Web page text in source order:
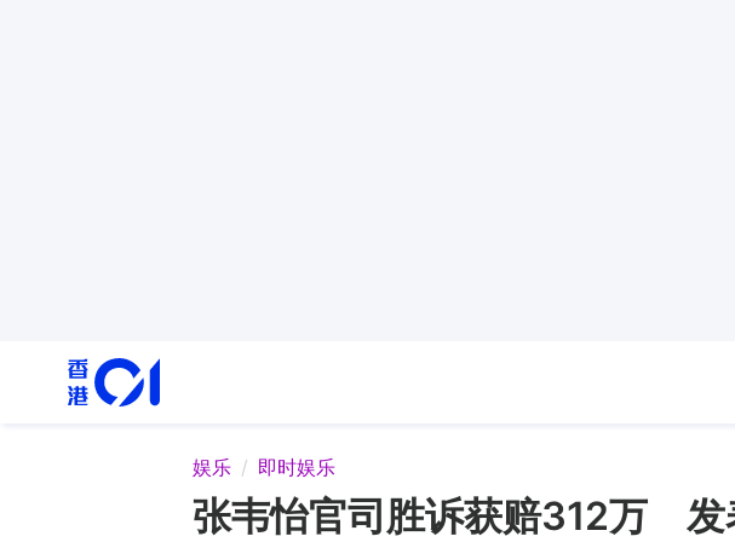
娱乐 即时娱乐
张韦怡官司胜诉获赔312万 发